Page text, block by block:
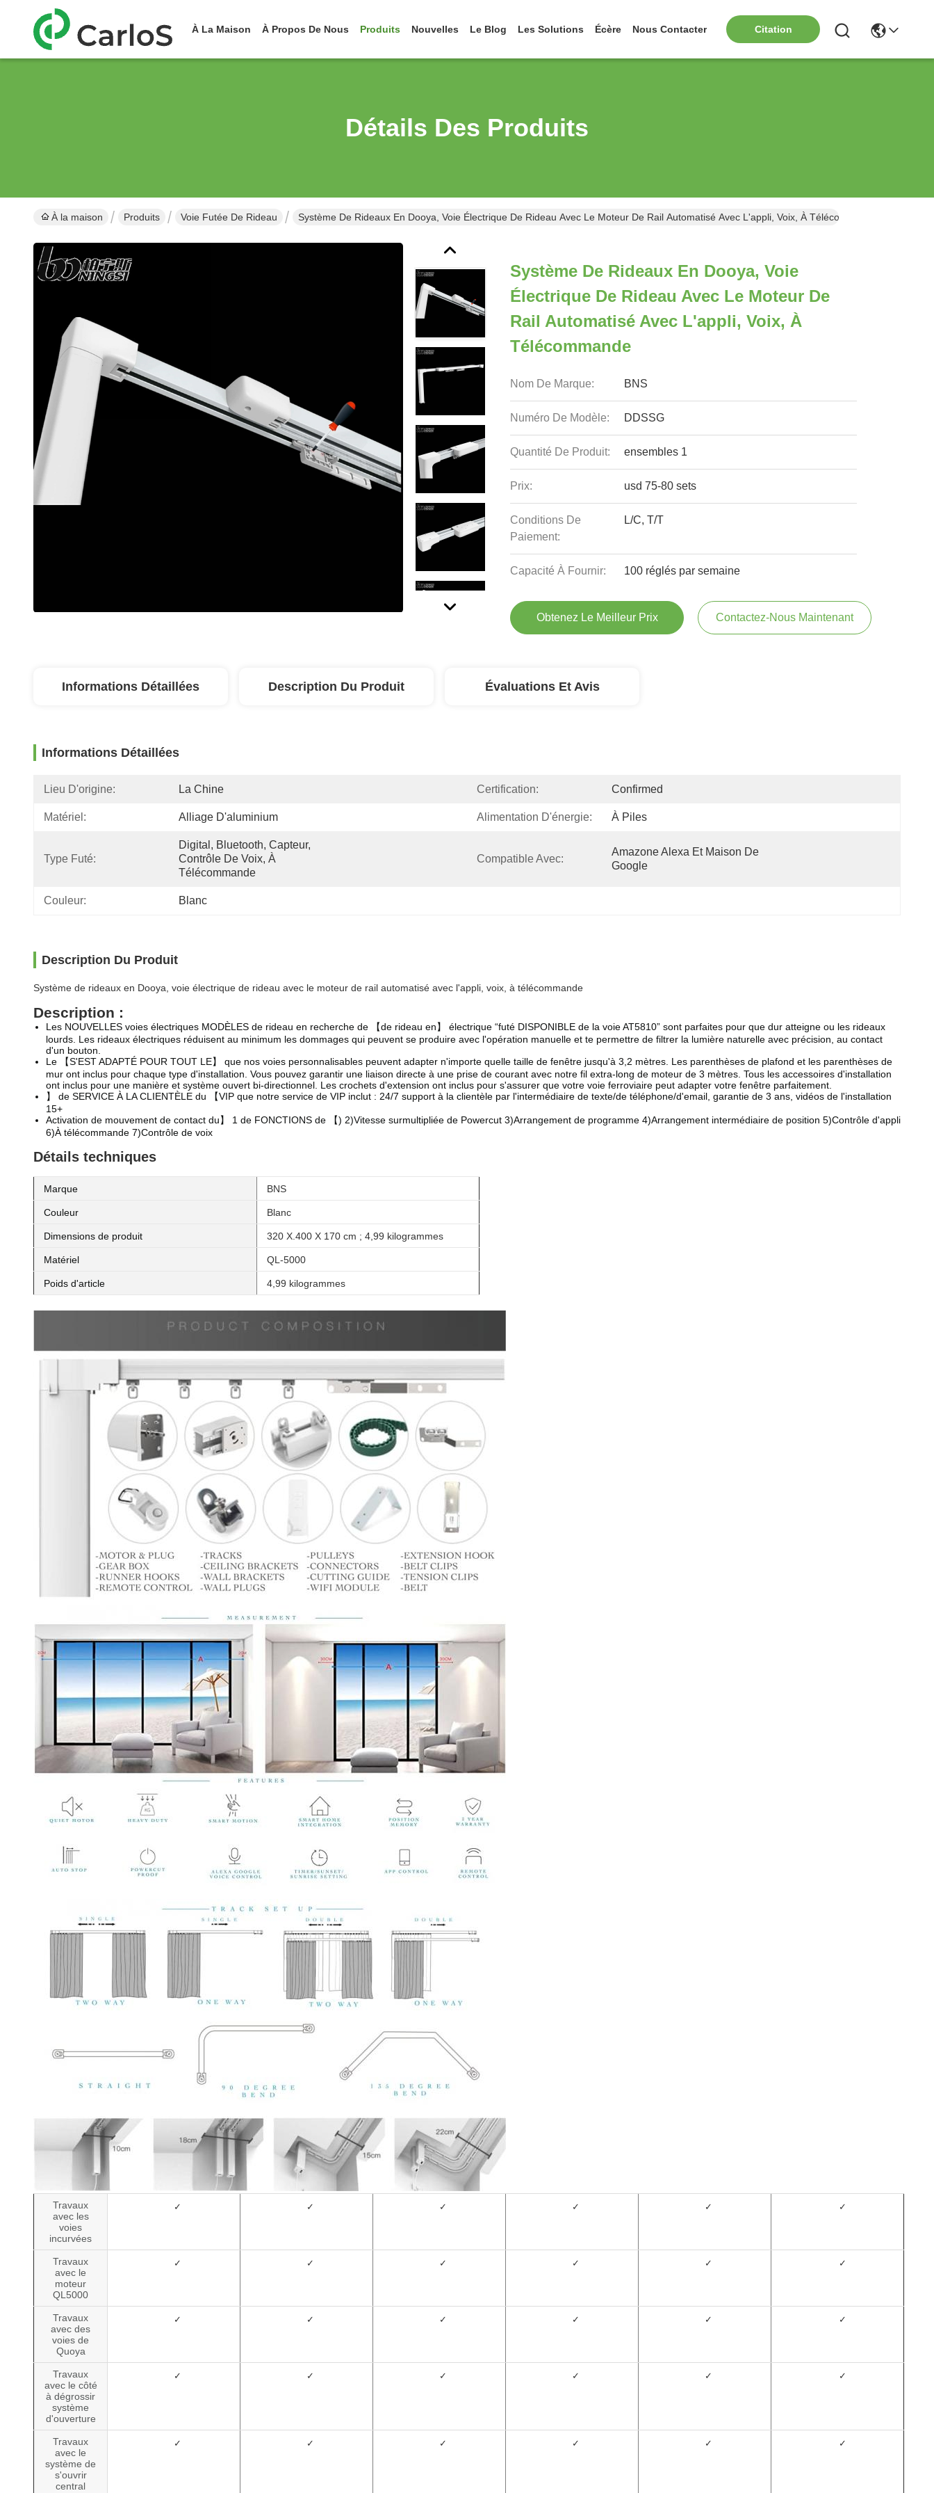
À La Maison À Propos De Nous Produits Nouvelles Le Blog Les Solutions Écère Nous Contacter Citation
Détails Des Produits
À la maison Produits Voie Futée De Rideau Système De Rideaux En Dooya, Voie Électrique De Rideau Avec Le Moteur De Rail Automatisé Avec L'appli, Voix, À Télécommande
Système De Rideaux En Dooya, Voie
Électrique De Rideau Avec Le Moteur De
Rail Automatisé Avec L'appli, Voix, À
Télécommande
Nom De Marque: BNS
Numéro De Modèle: DDSSG
Quantité De Produit: ensembles 1
Prix: usd 75-80 sets
Conditions De
Paiement:
L/C, T/T
Capacité À Fournir: 100 réglés par semaine
Obtenez Le Meilleur Prix Contactez-Nous Maintenant
Informations Détaillées Description Du Produit Évaluations Et Avis
Informations Détaillées
Lieu D'origine: La Chine Certification: Confirmed
Matériel: Alliage D'aluminium Alimentation D'énergie: À Piles
Type Futé:
Digital, Bluetooth, Capteur,
Contrôle De Voix, À
Télécommande
Compatible Avec:
Amazone Alexa Et Maison De
Google
Couleur: Blanc
Description Du Produit
Système de rideaux en Dooya, voie électrique de rideau avec le moteur de rail automatisé avec l'appli, voix, à télécommande
Description :
Les NOUVELLES voies électriques MODÈLES de rideau en recherche de 【de rideau en】 électrique “futé DISPONIBLE de la voie AT5810” sont parfaites pour que dur atteigne ou les rideaux
lourds. Les rideaux électriques réduisent au minimum les dommages qui peuvent se produire avec l'opération manuelle et te permettre de filtrer la lumière naturelle avec précision, au contact
d'un bouton.
Le 【S'EST ADAPTÉ POUR TOUT LE】 que nos voies personnalisables peuvent adapter n'importe quelle taille de fenêtre jusqu'à 3,2 mètres. Les parenthèses de plafond et les parenthèses de
mur ont inclus pour chaque type d'installation. Vous pouvez garantir une liaison directe à une prise de courant avec notre fil extra-long de moteur de 3 mètres. Tous les accessoires d'installation
ont inclus pour une manière et système ouvert bi-directionnel. Les crochets d'extension ont inclus pour s'assurer que votre voie ferroviaire peut adapter votre fenêtre parfaitement.
】 de SERVICE À LA CLIENTÈLE du 【VIP que notre service de VIP inclut : 24/7 support à la clientèle par l'intermédiaire de texte/de téléphone/d'email, garantie de 3 ans, vidéos de l'installation
15+
Activation de mouvement de contact du】 1 de FONCTIONS de 【) 2)Vitesse surmultipliée de Powercut 3)Arrangement de programme 4)Arrangement intermédiaire de position 5)Contrôle d'appli
6)À télécommande 7)Contrôle de voix
Détails techniques
Marque BNS
Couleur Blanc
Dimensions de produit 320 X.400 X 170 cm ; 4,99 kilogrammes
Matériel QL-5000
Poids d'article 4,99 kilogrammes
Travaux
avec les
voies
incurvées
✓ ✓ ✓ ✓ ✓ ✓
Travaux
avec le
moteur
QL5000
✓ ✓ ✓ ✓ ✓ ✓
Travaux
avec des
voies de
Quoya
✓ ✓ ✓ ✓ ✓ ✓
Travaux
avec le côté
à dégrossir
système
d'ouverture
✓ ✓ ✓ ✓ ✓ ✓
Travaux
avec le
système de
s'ouvrir
central
✓ ✓ ✓ ✓ ✓ ✓